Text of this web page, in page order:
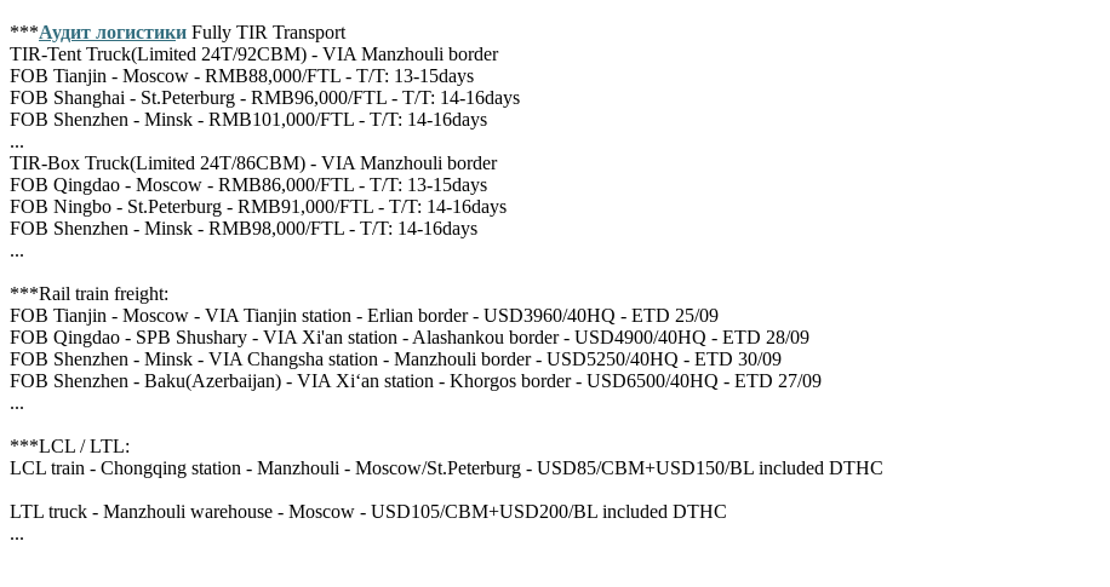
***Аудит логистики Fully TIR Transport
TIR-Tent Truck(Limited 24T/92CBM) - VIA Manzhouli border
FOB Tianjin - Moscow - RMB88,000/FTL - T/T: 13-15days
FOB Shanghai - St.Peterburg - RMB96,000/FTL - T/T: 14-16days
FOB Shenzhen - Minsk - RMB101,000/FTL - T/T: 14-16days
...
TIR-Box Truck(Limited 24T/86CBM) - VIA Manzhouli border
FOB Qingdao - Moscow - RMB86,000/FTL - T/T: 13-15days
FOB Ningbo - St.Peterburg - RMB91,000/FTL - T/T: 14-16days
FOB Shenzhen - Minsk - RMB98,000/FTL - T/T: 14-16days
...
***Rail train freight:
FOB Tianjin - Moscow - VIA Tianjin station - Erlian border - USD3960/40HQ - ETD 25/09
FOB Qingdao - SPB Shushary - VIA Xi'an station - Alashankou border - USD4900/40HQ - ETD 28/09
FOB Shenzhen - Minsk - VIA Changsha station - Manzhouli border - USD5250/40HQ - ETD 30/09
FOB Shenzhen - Baku(Azerbaijan) - VIA Xi‘an station - Khorgos border - USD6500/40HQ - ETD 27/09
...
***LCL / LTL:
LCL train - Chongqing station - Manzhouli - Moscow/St.Peterburg - USD85/CBM+USD150/BL included DTHC
LTL truck - Manzhouli warehouse - Moscow - USD105/CBM+USD200/BL included DTHC
...